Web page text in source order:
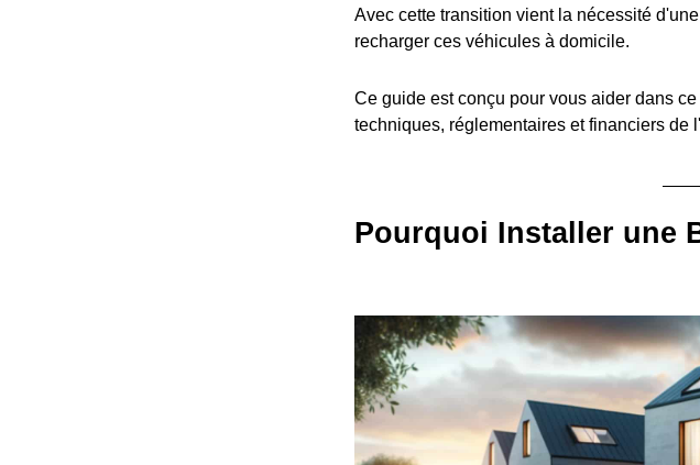
Avec cette transition vient la nécessité
recharger ces véhicules à domicile.
Ce guide est conçu pour vous aider dans
techniques, réglementaires et financiers de
Pourquoi Installer une